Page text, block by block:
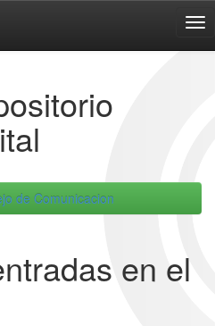
de Comunicacion
en el